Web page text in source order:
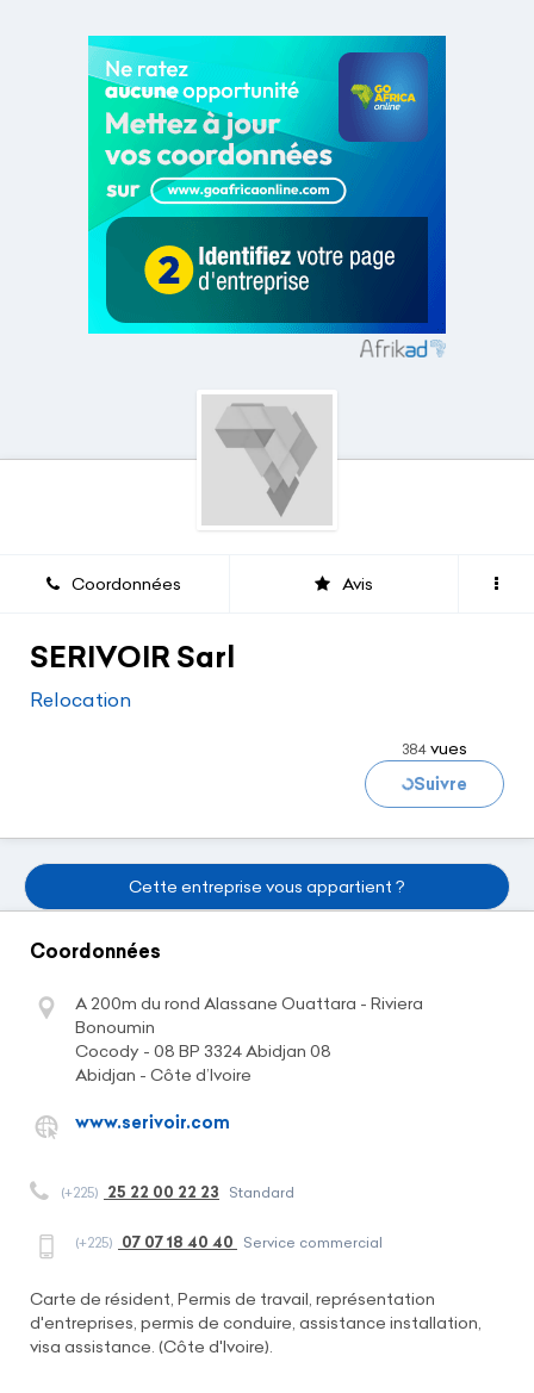
Coordonnées Avis
SERIVOIR Sarl
Relocation
384 vues
Chargement...
Suivre
Cette entreprise vous appartient ?
Coordonnées
A 200m du rond Alassane Ouattara - Riviera
Bonoumin
Cocody - 08 BP 3324 Abidjan 08
Abidjan - Côte d’Ivoire
www.serivoir.com
(+225) 25 22 00 22 23 Standard
(+225) 07 07 18 40 40 Service commercial
Carte de résident, Permis de travail, représentation
d'entreprises, permis de conduire, assistance installation,
visa assistance. (Côte d'Ivoire).